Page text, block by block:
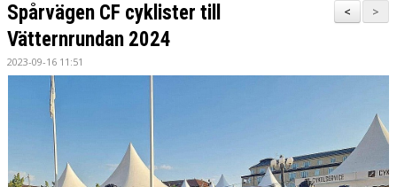
TÄVLING/LOPP
DOKUMENT
SPÅRVÄGEN FLOWTRAIL OCH XCO-SPÅRET
>
<
Spårvägen CF cyklister till
Vätternrundan 2024
2023-09-16 11:51